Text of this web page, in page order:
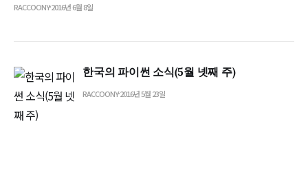
RACCOONY2016년 6월 8일
한국의 파이썬 소식(5월 넷째 주)
RACCOONY2016년 5월 23일